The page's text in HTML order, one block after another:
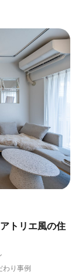
#北欧
#戸建
ーション
面所
トリエ風の住
わり事例